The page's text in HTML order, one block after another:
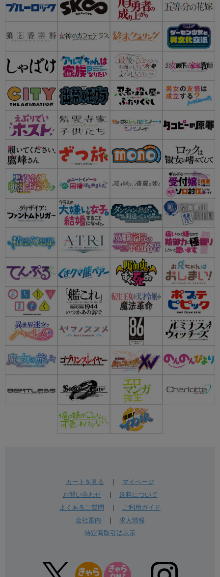
カートを見る
マイページ
お問い合わせ| 送料について
よくあるご質問
ご利用ガイド
会社案内
求人情報
特定商取引法表示